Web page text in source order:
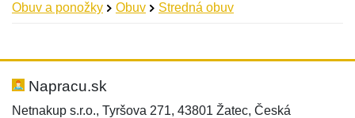
Obuv a ponožky Obuv Stredná obuv
Hodnotenie:
Meno:
Napracu.sk
Netnakup s.r.o., Tyršova 271, 43801 Žatec, Česká